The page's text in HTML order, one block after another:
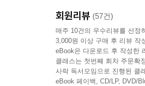
회원리뷰 (57건)
매주 10건의 우수리뷰를 선정
3,000원 이상 구매 후 리뷰 작
eBook은 다운로드 후 작성한
클래스는 첫번째 회차 주문확
사락 독서모임으로 진행된 클
eBook 페이백, CD/LP, DVD/